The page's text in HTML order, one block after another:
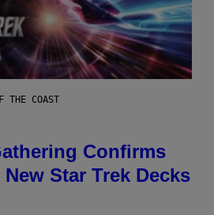
THE COAST
Confirms
Star Trek Decks